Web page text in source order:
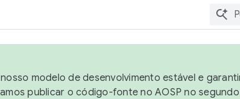
modelo de desenvolvimento estável e
publicar o código-fonte no AOSP no